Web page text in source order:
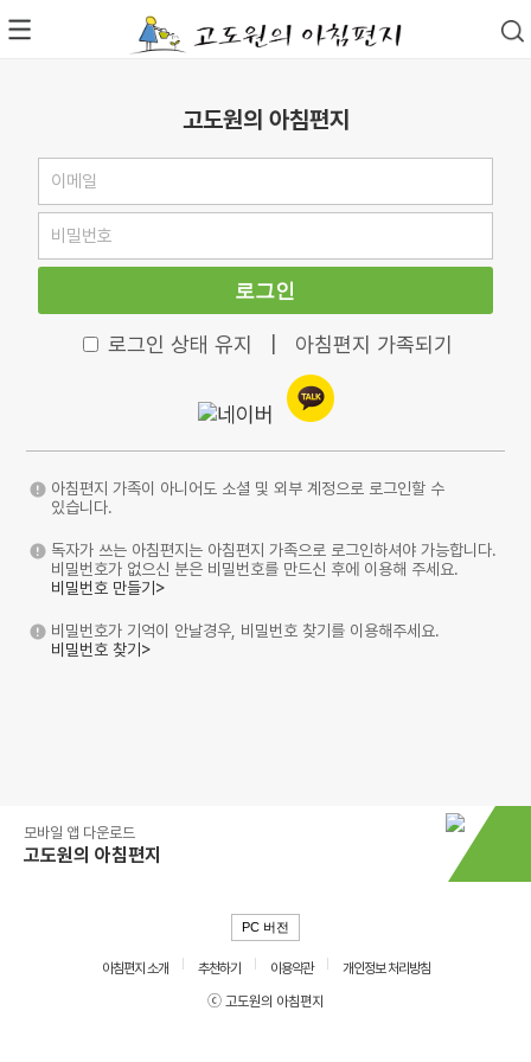
고도원의 아침편지
로그인
로그인 상태 유지 아침편지 가족되기
아침편지 가족이 아니어도 소셜 및 외부 계정으로 로그인할 수
있습니다.
독자가 쓰는 아침편지는 아침편지 가족으로 로그인하셔야 가능합니다.
비밀번호가 없으신 분은 비밀번호를 만드신 후에 이용해 주세요.
비밀번호 만들기>
비밀번호가 기억이 안날경우, 비밀번호 찾기를 이용해주세요.
비밀번호 찾기>
모바일 앱 다운로드
고도원의 아침편지
PC 버전
아침편지 소개 추천하기 이용약관
개인정보 처리방침
ⓒ 고도원의 아침편지